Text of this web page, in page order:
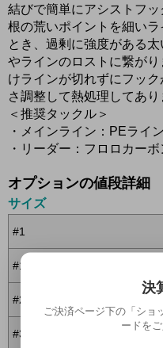
結びで簡単にアシストフッ
根の荒いポイントを細い
とき、過剰に強度がある
やラインのロストに繋が
けラインが切れずにフッ
さ調整して熱処理してあり
＜推奨タックル＞
・メインライン：PEライ
・リーダー：フロロカー
オプションの値段詳細
サイズ
#1
#1/0
#2/0
#3/0
決
ご決済ページ下の「ショ
ードをご